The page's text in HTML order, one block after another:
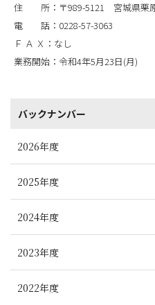
住 所：〒989-5121 宮城県栗原
電 話：0228-57-3063
Ｆ Ａ Ｘ：なし
業務開始：令和4年5月23日(月)
バックナンバー
2026年度
2025年度
2024年度
2023年度
2022年度